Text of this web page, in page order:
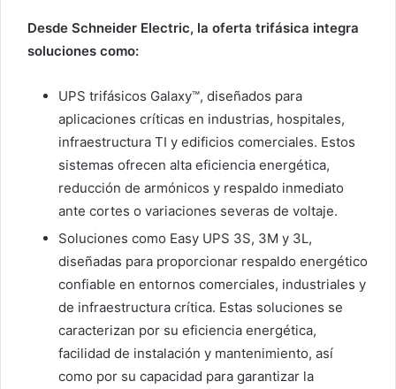
Desde Schneider Electric, la oferta trifásica integra
soluciones como:
UPS trifásicos Galaxy™, diseñados para
aplicaciones críticas en industrias, hospitales,
infraestructura TI y edificios comerciales. Estos
sistemas ofrecen alta eficiencia energética,
reducción de armónicos y respaldo inmediato
ante cortes o variaciones severas de voltaje.
Soluciones como Easy UPS 3S, 3M y 3L,
diseñadas para proporcionar respaldo energético
confiable en entornos comerciales, industriales y
de infraestructura crítica. Estas soluciones se
caracterizan por su eficiencia energética,
facilidad de instalación y mantenimiento, así
como por su capacidad para garantizar la